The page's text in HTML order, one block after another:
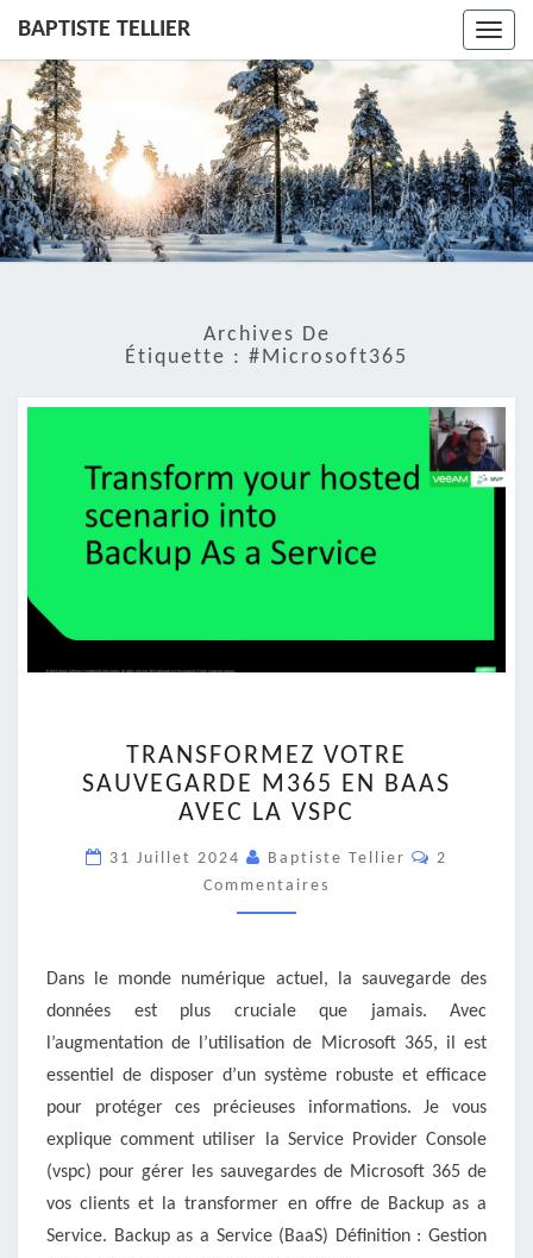
BAPTISTE TELLIER
Archives De
Étiquette : #Microsoft365
VOTRE
SAUVEGARDE
M365
BAAS
AVEC
LA
TRANSFORMEZ VOTRE
SAUVEGARDE M365 EN BAAS
AVEC LA VSPC
31 Juillet 2024 Baptiste Tellier
2
Commentaires
Dans le monde numérique actuel, la sauvegarde des
données est plus cruciale que jamais. Avec
l’augmentation de l’utilisation de Microsoft 365, il est
essentiel de disposer d’un système robuste et efficace
pour protéger ces précieuses informations. Je vous
explique comment utiliser la Service Provider Console
(vspc) pour gérer les sauvegardes de Microsoft 365 de
vos clients et la transformer en offre de Backup as a
Service. Backup as a Service (BaaS) Définition : Gestion